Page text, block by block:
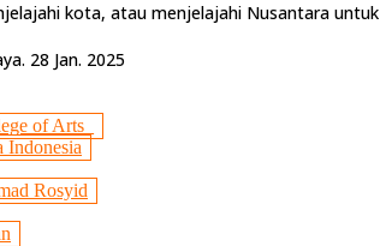
kota, atau menjelajahi Nusantara untuk
28 Jan. 2025
of Arts_
Indonesia
Rosyid